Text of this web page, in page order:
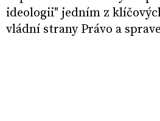
ideologii" jedním z
vládní strany Právo a